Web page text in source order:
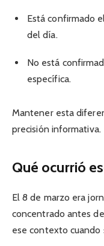
Está confirmado
del día.
No está
específica.
Mantener esta
precisión informativa.
Qué ocurrió
El 8 de marzo era
concentrado antes
ese contexto